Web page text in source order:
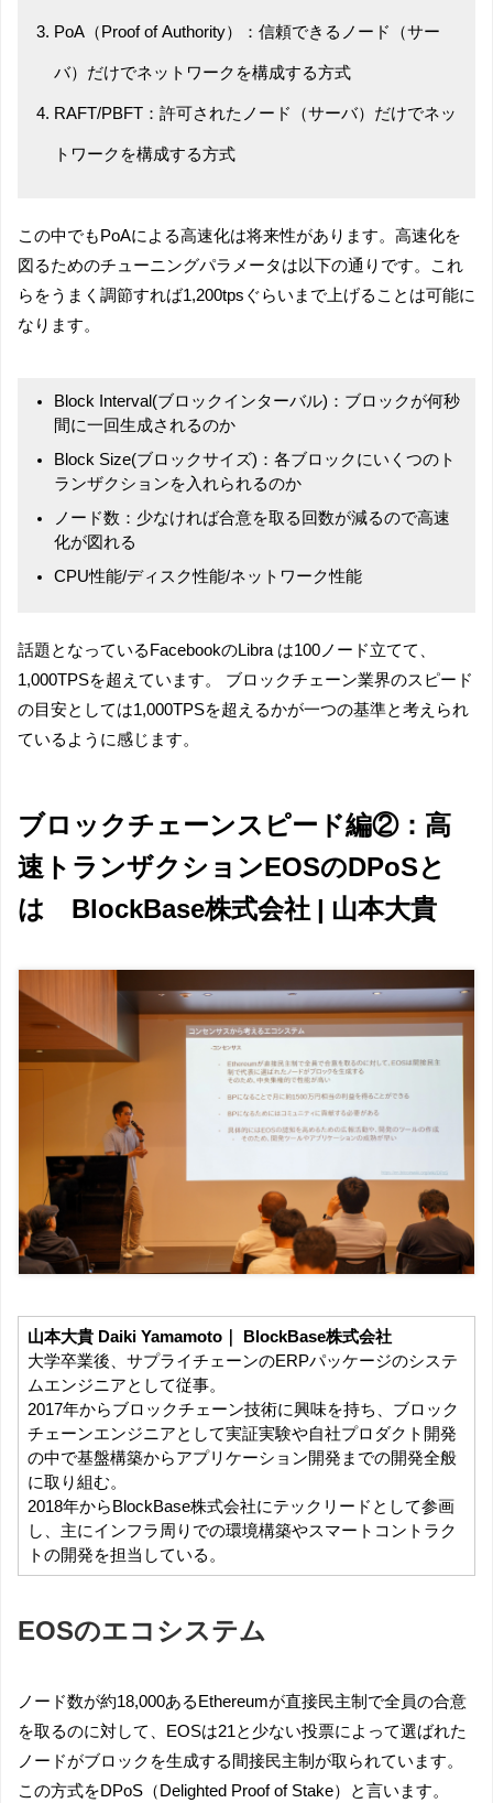
PoA（Proof of Authority）：信頼できるノード（サー
バ）だけでネットワークを構成する方式
RAFT/PBFT：許可されたノード（サーバ）だけでネッ
トワークを構成する方式
この中でもPoAによる高速化は将来性があります。高速化を
図るためのチューニングパラメータは以下の通りです。これ
らをうまく調節すれば1,200tpsぐらいまで上げることは可能に
なります。
Block Interval(ブロックインターバル)：ブロックが何秒
間に一回生成されるのか
Block Size(ブロックサイズ)：各ブロックにいくつのト
ランザクションを入れられるのか
ノード数：少なければ合意を取る回数が減るので高速
化が図れる
CPU性能/ディスク性能/ネットワーク性能
話題となっているFacebookのLibra は100ノード立てて、
1,000TPSを超えています。 ブロックチェーン業界のスピード
の目安としては1,000TPSを超えるかが一つの基準と考えられ
ているように感じます。
ブロックチェーンスピード編②：高
速トランザクションEOSのDPoSと
は BlockBase株式会社 | 山本大貴
山本大貴 Daiki Yamamoto｜ BlockBase株式会社
大学卒業後、サプライチェーンのERPパッケージのシステ
ムエンジニアとして従事。
2017年からブロックチェーン技術に興味を持ち、ブロック
チェーンエンジニアとして実証実験や自社プロダクト開発
の中で基盤構築からアプリケーション開発までの開発全般
に取り組む。
2018年からBlockBase株式会社にテックリードとして参画
し、主にインフラ周りでの環境構築やスマートコントラク
トの開発を担当している。
EOSのエコシステム
ノード数が約18,000あるEthereumが直接民主制で全員の合意
を取るのに対して、EOSは21と少ない投票によって選ばれた
ノードがブロックを生成する間接民主制が取られています。
この方式をDPoS（Delighted Proof of Stake）と言います。